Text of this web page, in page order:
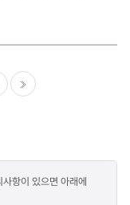
항이 있으면 아래에